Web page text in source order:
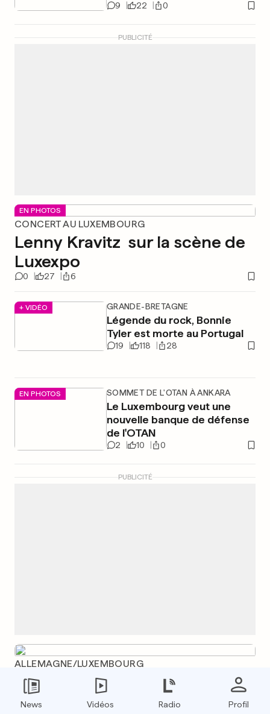
9 22 0
PUBLICITÉ
EN PHOTOS
CONCERT AU LUXEMBOURG
Lenny Kravitz sur la scène de
Luxexpo
0 27 6
+ VIDÉO GRANDE-BRETAGNE
Légende du rock, Bonnie
Tyler est morte au Portugal
19 118 28
EN PHOTOS SOMMET DE L'OTAN À ANKARA
Le Luxembourg veut une
nouvelle banque de défense
de l'OTAN
2 10 0
PUBLICITÉ
ALLEMAGNE/LUXEMBOURG
Condamné à dix ans de prison
après avoir tué un contrôleur
News Vidéos Radio Profil